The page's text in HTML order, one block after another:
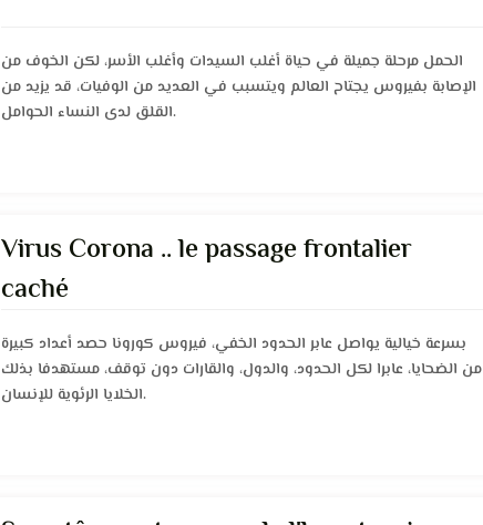
الحمل مرحلة جميلة في حياة أغلب السيدات وأغلب الأسر، لكن الخوف من
الإصابة بفيروس يجتاح العالم ويتسبب في العديد من الوفيات، قد يزيد من
القلق لدى النساء الحوامل.
Virus Corona .. le passage frontalier
caché
بسرعة خيالية يواصل عابر الحدود الخفي، فيروس كورونا حصد أعداد كبيرة
من الضحايا، عابرا لكل الحدود، والدول، والقارات دون توقف، مستهدفا بذلك
الخلايا الرئوية للإنسان.